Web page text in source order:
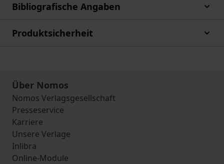
Bibliografische Angaben
Produktsicherheit
Über Nomos
Nomos Verlagsgesellschaft
Presseservice
Karriere
Unsere Verlage
Inlibra
Online-Module